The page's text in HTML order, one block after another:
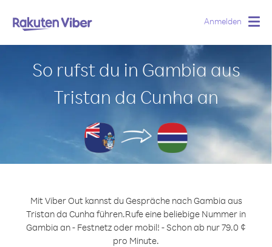
Anmelden
So rufst du in Gambia aus
Tristan da Cunha an
Mit Viber Out kannst du Gespräche nach Gambia aus
Tristan da Cunha führen.Rufe eine beliebige Nummer in
Gambia an - Festnetz oder mobil! - Schon ab nur 79.0 ¢
pro Minute.